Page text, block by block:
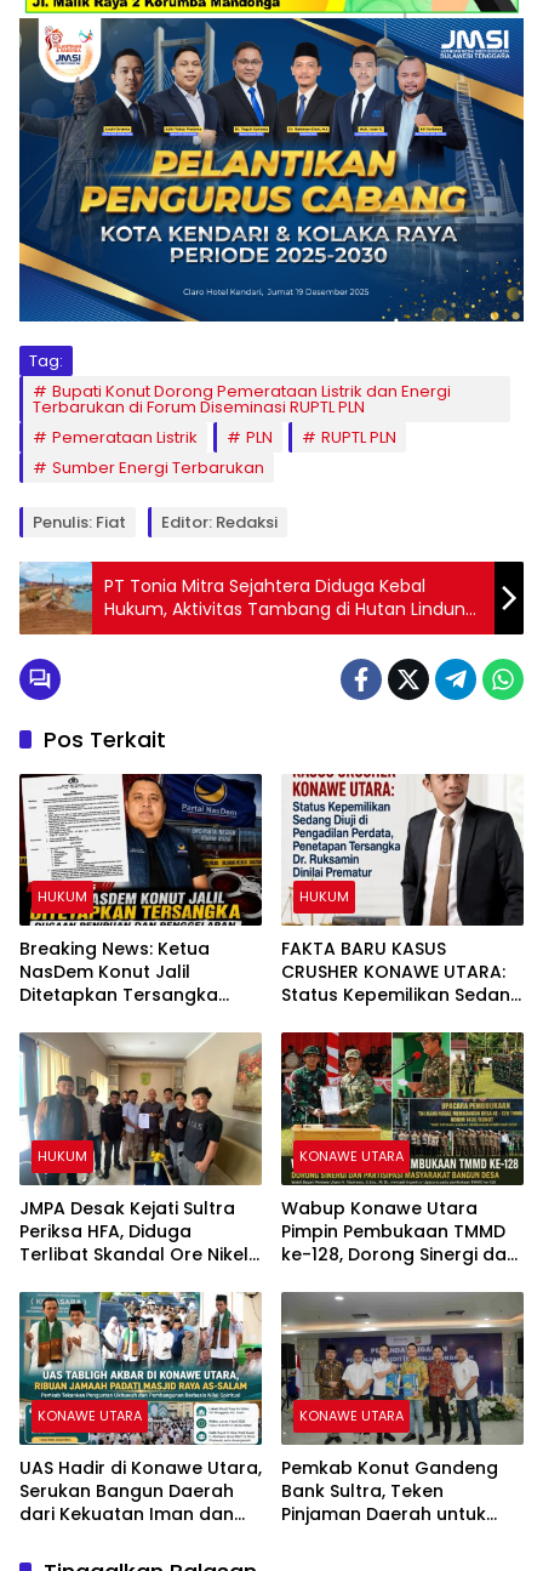
Tag:
Bupati Konut Dorong Pemerataan Listrik dan Energi
Terbarukan di Forum Diseminasi RUPTL PLN
Pemerataan Listrik
PLN
RUPTL PLN
Sumber Energi Terbarukan
Penulis: Fiat Editor: Redaksi
PT Tonia Mitra Sejahtera Diduga Kebal
Hukum, Aktivitas Tambang di Hutan Lindung
dan Tersus Ilegal Disorot
Pos Terkait
HUKUM
Breaking News: Ketua
NasDem Konut Jalil
Ditetapkan Tersangka
Penggelapan
HUKUM
FAKTA BARU KASUS
CRUSHER KONAWE UTARA:
Status Kepemilikan Sedang
Penetapan Tersangka Dr.
Ruksamin Dinilai Prematur
HUKUM
JMPA Desak Kejati Sultra
Periksa HFA, Diduga
Terlibat Skandal Ore Nikel
KONAWE UTARA
Wabup Konawe Utara
Pimpin Pembukaan TMMD
ke-128, Dorong Sinergi dan
KONAWE UTARA
UAS Hadir di Konawe Utara,
Serukan Bangun Daerah
dari Kekuatan Iman dan
KONAWE UTARA
Pemkab Konut Gandeng
Bank Sultra, Teken
Pinjaman Daerah untuk